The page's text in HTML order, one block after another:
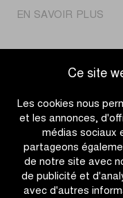
Ce site
Les cookies nous
et les annonces,
médias sociaux
partageons
de notre site avec
de publicité et
avec d'autres
EN SAVOIR PLUS
la